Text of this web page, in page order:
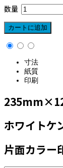
数量
寸法
紙質
印刷
ホワイトケ
片面カラー